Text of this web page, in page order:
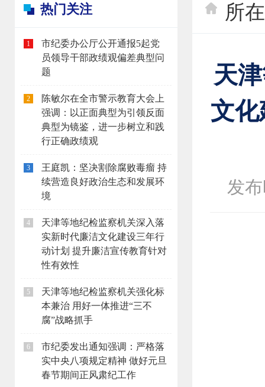
热门关注
1
市纪委办公厅公开通报5起党
员领导干部政绩观偏差典型问
题
2
陈敏尔在全市警示教育大会上
强调：以正面典型为引领反面
典型为镜鉴，进一步树立和践
行正确政绩观
3
王庭凯：坚决割除腐败毒瘤 持
续营造良好政治生态和发展环
境
4
天津等地纪检监察机关深入落
实新时代廉洁文化建设三年行
动计划 提升廉洁宣传教育针对
性有效性
5
天津等地纪检监察机关强化标
本兼治 用好一体推进“三不
腐”战略抓手
6
市纪委发出通知强调：严格落
实中央八项规定精神 做好元旦
春节期间正风肃纪工作
所
天
文
发